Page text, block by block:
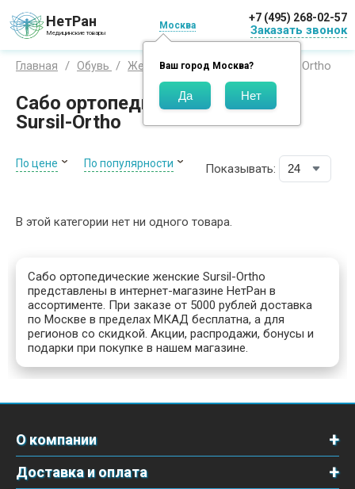
НетРан
Медицинские товары
Москва
Ваш город Москва?
+7 (495) 268-02-57
Заказать звонок
Главная Обувь Женская Сабо Сабо Sursil-Ortho
Сабо ортопедические женские
Sursil-Ortho
По цене По популярности Показывать:
В этой категории нет ни одного товара.
Сабо ортопедические женские Sursil-Ortho
представлены в интернет-магазине НетРан в
ассортименте. При заказе от 5000 рублей доставка
по Москве в пределах МКАД бесплатна, а для
регионов со скидкой. Акции, распродажи, бонусы и
подарки при покупке в нашем магазине.
О компании
Доставка и оплата